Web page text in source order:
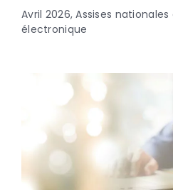
Avril 2026, Assises
électronique